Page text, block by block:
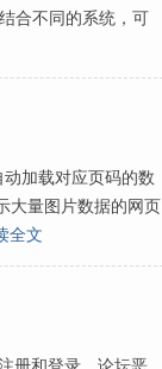
合不同的系统，可
加载对应页码的数
大量图片数据的网页
全文